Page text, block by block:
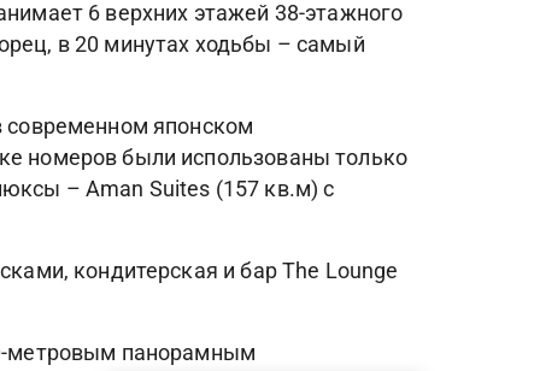
6 верхних этажей 38-этажного
в 20 минутах ходьбы – самый
современном японском
номеров были использованы только
– Aman Suites (157 кв.м) с
кондитерская и бар The Lounge
метровым панорамным